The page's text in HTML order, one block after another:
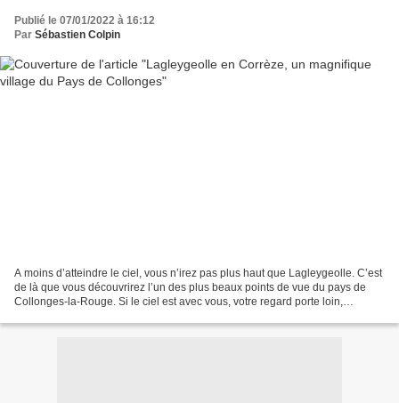
Publié le 07/01/2022 à 16:12
Par Sébastien Colpin
A moins d’atteindre le ciel, vous n’irez pas plus haut que Lagleygeolle. C’est
de là que vous découvrirez l’un des plus beaux points de vue du pays de
Collonges-la-Rouge. Si le ciel est avec vous, votre regard porte loin,